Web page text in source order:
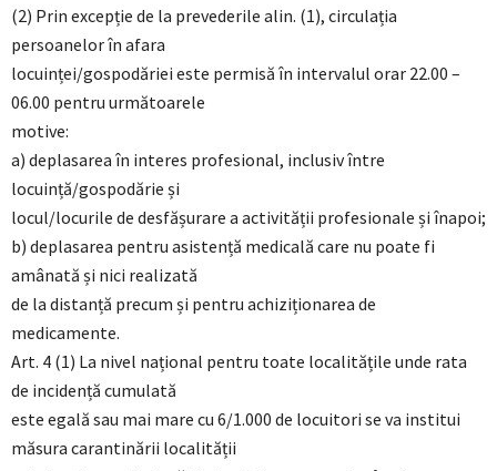
(2) Prin excepție de la prevederile alin. (1), circulația
persoanelor în afara
locuinței/gospodăriei este permisă în intervalul orar 22.00 –
06.00 pentru următoarele
motive:
a) deplasarea în interes profesional, inclusiv între
locuință/gospodărie și
locul/locurile de desfășurare a activității profesionale și înapoi;
b) deplasarea pentru asistență medicală care nu poate fi
amânată și nici realizată
de la distanță precum și pentru achiziționarea de
medicamente.
Art. 4 (1) La nivel național pentru toate localitățile unde rata
de incidență cumulată
este egală sau mai mare cu 6/1.000 de locuitori se va institui
măsura carantinării localității